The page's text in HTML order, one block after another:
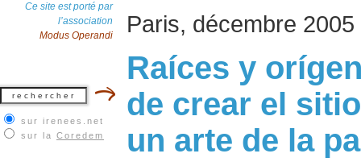
Ce site est porté par
l’association
Modus Operandi
sur irenees.net
sur la Coredem
Paris, décembre 2005
Raíces y
de crear el
un arte de la